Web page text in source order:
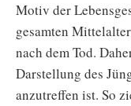
Motiv der
gesamten
nach dem Tod.
Darstellung des
anzutreffen ist. So